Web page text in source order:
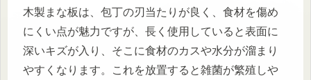
木製まな板は、包丁の刃当たりが良く、食材を傷め
にくい点が魅力ですが、長く使用していると表面に
深いキズが入り、そこに食材のカスや水分が溜まり
やすくなります。これを放置すると雑菌が繁殖しや